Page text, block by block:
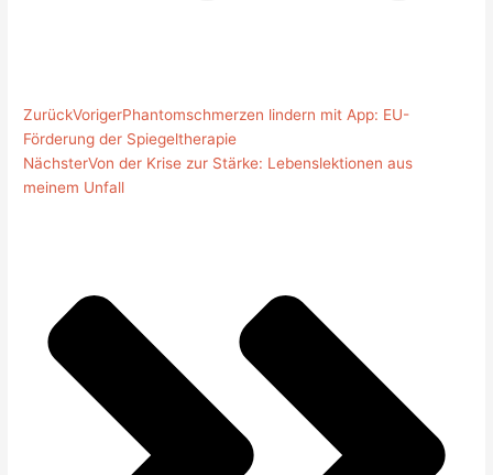
ZurückVorigerPhantomschmerzen lindern mit App: EU-
Förderung der Spiegeltherapie
NächsterVon der Krise zur Stärke: Lebenslektionen aus
meinem Unfall